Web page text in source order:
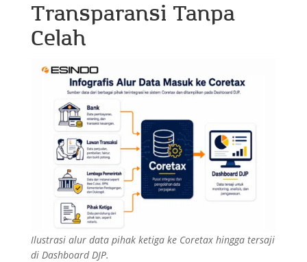
Transparansi Tanpa
Celah
Ilustrasi alur data pihak ketiga ke Coretax hingga tersaji
di Dashboard DJP.